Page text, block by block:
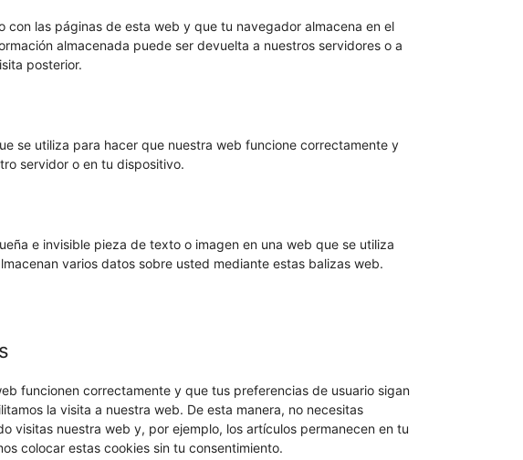
con las páginas de esta web y que tu navegador almacena en el
almacenada puede ser devuelta a nuestros servidores o a
posterior.
se utiliza para hacer que nuestra web funcione correctamente y
servidor o en tu dispositivo.
e invisible pieza de texto o imagen en una web que se utiliza
varios datos sobre usted mediante estas balizas web.
funcionen correctamente y que tus preferencias de usuario sigan
la visita a nuestra web. De esta manera, no necesitas
visitas nuestra web y, por ejemplo, los artículos permanecen en tu
colocar estas cookies sin tu consentimiento.